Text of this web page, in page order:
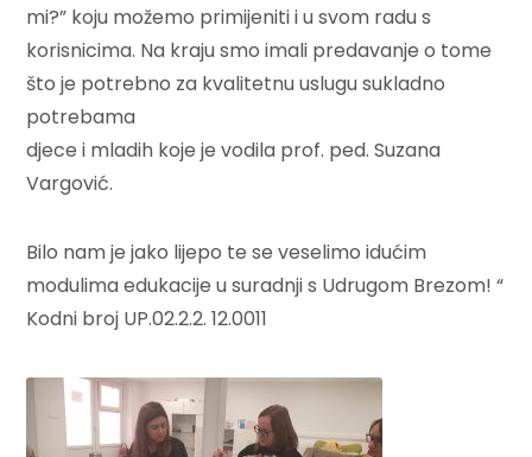
mi?” koju možemo primijeniti i u svom radu s
korisnicima. Na kraju smo imali predavanje o tome
što je potrebno za kvalitetnu uslugu sukladno
potrebama
djece i mladih koje je vodila prof. ped. Suzana
Vargović.
Bilo nam je jako lijepo te se veselimo idućim
modulima edukacije u suradnji s Udrugom Brezom! “
Kodni broj UP.02.2.2. 12.0011